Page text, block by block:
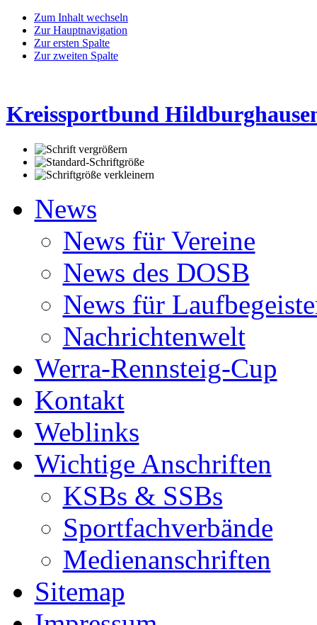
Zum Inhalt wechseln
Zur Hauptnavigation
Zur ersten Spalte
Zur zweiten Spalte
Kreissportbund
News
News für Vereine
News des DOSB
News für
Nachrichtenwelt
Werra-Rennsteig-Cup
Kontakt
Weblinks
Wichtige Anschriften
KSBs & SSBs
Sportfachverbände
Medienanschriften
Sitemap